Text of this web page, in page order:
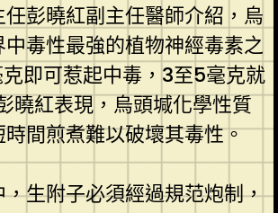
彭曉紅副主任醫師介紹，烏
毒性最強的植物神經毒素之
即可惹起中毒，3至5毫克就
曉紅表現，烏頭堿化學性質
間煎煮難以破壞其毒性。
生附子必須經過規范炮制，